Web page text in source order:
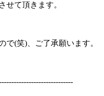
せて頂きます。
で(笑)、ご了承願います。